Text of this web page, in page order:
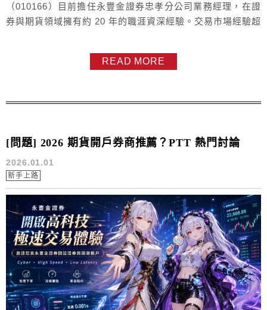
（010166）目前擔任永豐金證券忠孝分公司業務經理，在證
券與期貨領域擁有約 20 年的職涯資深經驗。交易市場經驗超
業第一年起，持續展現卓越的業務能力，每年皆位居所服務
證券期貨經紀商全台前 3 名的業務人員。 深耕金融領域 20
READ MORE
[問題] 2026 期貨開戶券商推薦？PTT 熱門討論
2026.01.01
新手上路